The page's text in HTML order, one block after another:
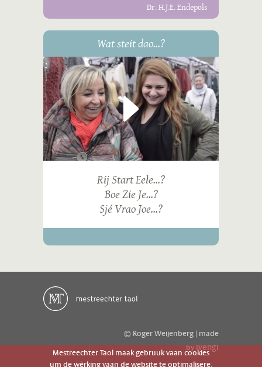
Dr. H.J.E. Endepols
Wat steit dao...?
Rij Start Eele...?
Boe Zie Je...?
Sjé Vrao Joe...?
© Roger Weijenberg | made
byivengi
Mestreechter Taol maak gebruuk vaan cookies
um de wèrking vaan de website te optimalisere.